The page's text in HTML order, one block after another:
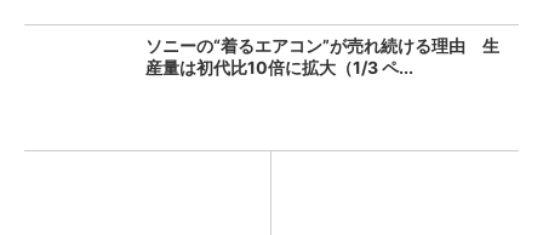
ソニーの“着るエアコン”が売れ続ける理由 生
産量は初代比10倍に拡大（1/3 ペ...